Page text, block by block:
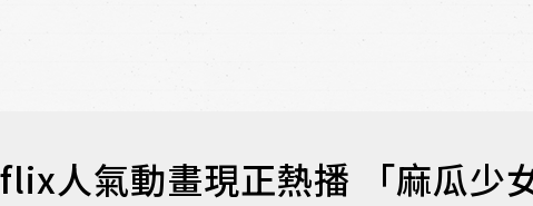
人氣動畫現正熱播 「麻瓜少